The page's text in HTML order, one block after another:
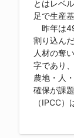
とはレベ
足で生産
昨年は
割り込ん
人材の奪
字であり
農地・人
確保が課
（IPCC